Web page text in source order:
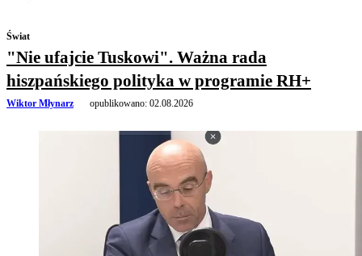
Świat
"Nie ufajcie Tuskowi". Ważna rada
hiszpańskiego polityka w programie RH+
Wiktor Młynarz opublikowano: 02.08.2026